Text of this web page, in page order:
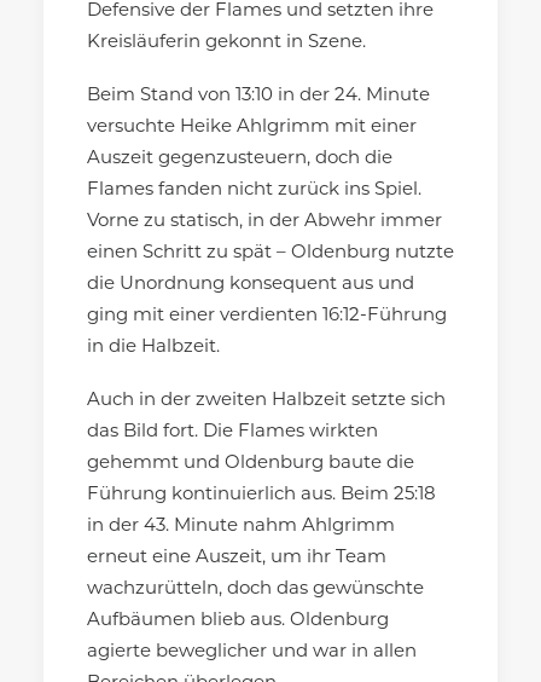
Defensive der Flames und setzten ihre
Kreisläuferin gekonnt in Szene.
Beim Stand von 13:10 in der 24. Minute
versuchte Heike Ahlgrimm mit einer
Auszeit gegenzusteuern, doch die
Flames fanden nicht zurück ins Spiel.
Vorne zu statisch, in der Abwehr immer
einen Schritt zu spät – Oldenburg nutzte
die Unordnung konsequent aus und
ging mit einer verdienten 16:12-Führung
in die Halbzeit.
Auch in der zweiten Halbzeit setzte sich
das Bild fort. Die Flames wirkten
gehemmt und Oldenburg baute die
Führung kontinuierlich aus. Beim 25:18
in der 43. Minute nahm Ahlgrimm
erneut eine Auszeit, um ihr Team
wachzurütteln, doch das gewünschte
Aufbäumen blieb aus. Oldenburg
agierte beweglicher und war in allen